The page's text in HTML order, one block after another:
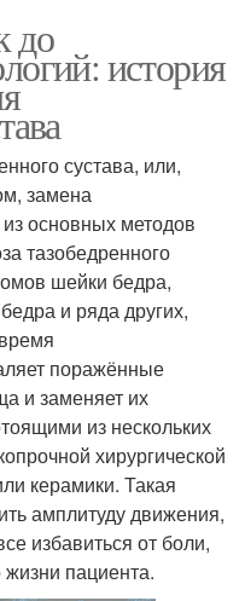
до
история
сустава, или,
замена
основных методов
тазобедренного
шейки бедра,
и ряда других,
поражённые
и заменяет их
из нескольких
хирургической
керамики. Такая
амплитуду движения,
избавиться от боли,
жизни пациента.